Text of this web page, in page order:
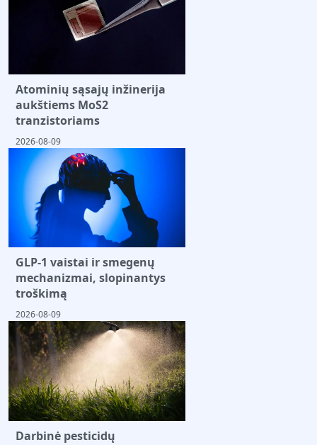
Atominių sąsajų inžinerija
aukštiems MoS2
tranzistoriams
2026-08-09
GLP-1 vaistai ir smegenų
mechanizmai, slopinantys
troškimą
2026-08-09
Darbinė pesticidų